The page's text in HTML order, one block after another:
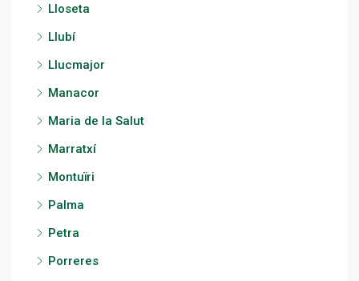
Lloseta
Llubí
Llucmajor
Manacor
Maria de la Salut
Marratxí
Montuïri
Palma
Petra
Porreres